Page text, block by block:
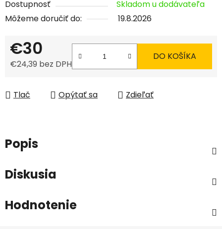
Dostupnosť
Skladom u dodávateľa
Môžeme doručiť do:
19.8.2026
€30
€24,39 bez DPH
DO KOŠÍKA
Tlač Opýtať sa Zdieľať
Popis
Diskusia
Hodnotenie